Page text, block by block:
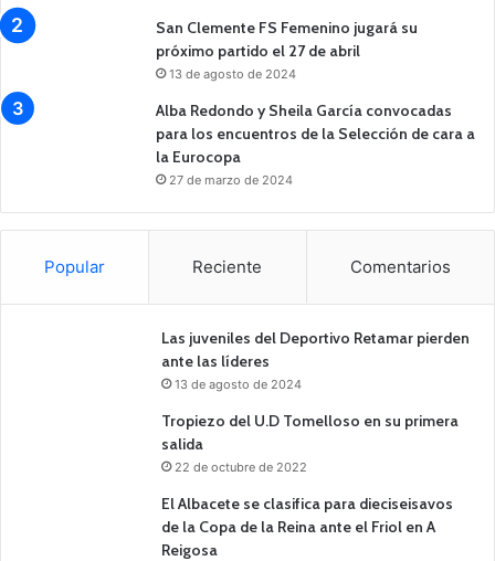
San Clemente FS Femenino jugará su
próximo partido el 27 de abril
13 de agosto de 2024
Alba Redondo y Sheila García convocadas
para los encuentros de la Selección de cara a
la Eurocopa
27 de marzo de 2024
Popular Reciente Comentarios
Las juveniles del Deportivo Retamar pierden
ante las líderes
13 de agosto de 2024
Tropiezo del U.D Tomelloso en su primera
salida
22 de octubre de 2022
El Albacete se clasifica para dieciseisavos
de la Copa de la Reina ante el Friol en A
Reigosa